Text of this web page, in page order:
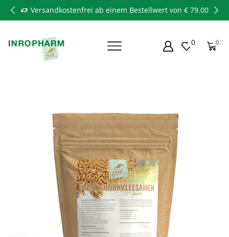
Versandkostenfrei ab einem Bestellwert von € 79.00
0 0